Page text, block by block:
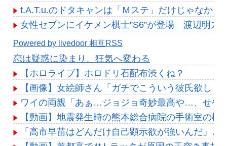
t.A.T.u.のドタキャンは「Ｍステ」だけじゃなかっ
女性セブンにイケメン棋士”S6”が登場 渡辺明九
Powered by livedoor 相互RSS
恋は疑惑に染まり、狂気へ変わる
【ホロライブ】ホロドリ石配布渋くね？
【画像】女絵師さん「ガチでこういう彼氏欲し
ワイの両親「あぁ…ジョジョ奇妙最高や…、せや
【動画】地震発生時の熊本総合病院の手術室の様
「高市早苗はどんだけ自己顕示欲が強いんだ」